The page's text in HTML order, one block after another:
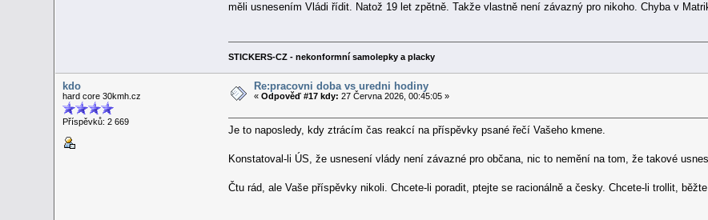
měli usnesením Vládi řídit. Natož 19 let zpětně. Takže vlastně není závazný pro nikoho. Chyba v
STICKERS-CZ - nekonformní samolepky a placky
kdo
hard core 30kmh.cz
Příspěvků: 2 669
Re:pracovni doba vs uredni hodiny
«Odpověď #17 kdy: 27 Června 2026, 00:45:05 »
Je to naposledy, kdy ztrácím čas reakcí na příspěvky psané řečí Vašeho kmene.
Konstatoval-li ÚS, že usnesení vlády není závazné pro občana, nic to nemění na tom, že takové
Čtu rád, ale Vaše příspěvky nikoli. Chcete-li poradit, ptejte se racionálně a česky. Chcete-li trollit,